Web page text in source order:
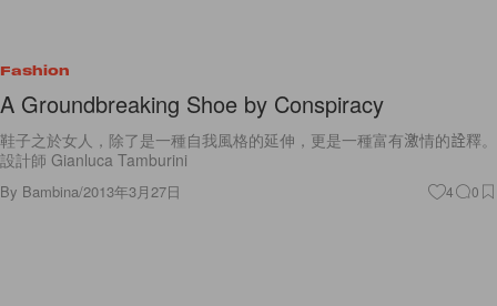
Fashion
A Groundbreaking Shoe by Conspiracy
鞋子之於女人，除了是一種自我風格的延伸，更是一種富有激情的詮釋。
設計師 Gianluca Tamburini
By Bambina/2013年3月27日 4 0